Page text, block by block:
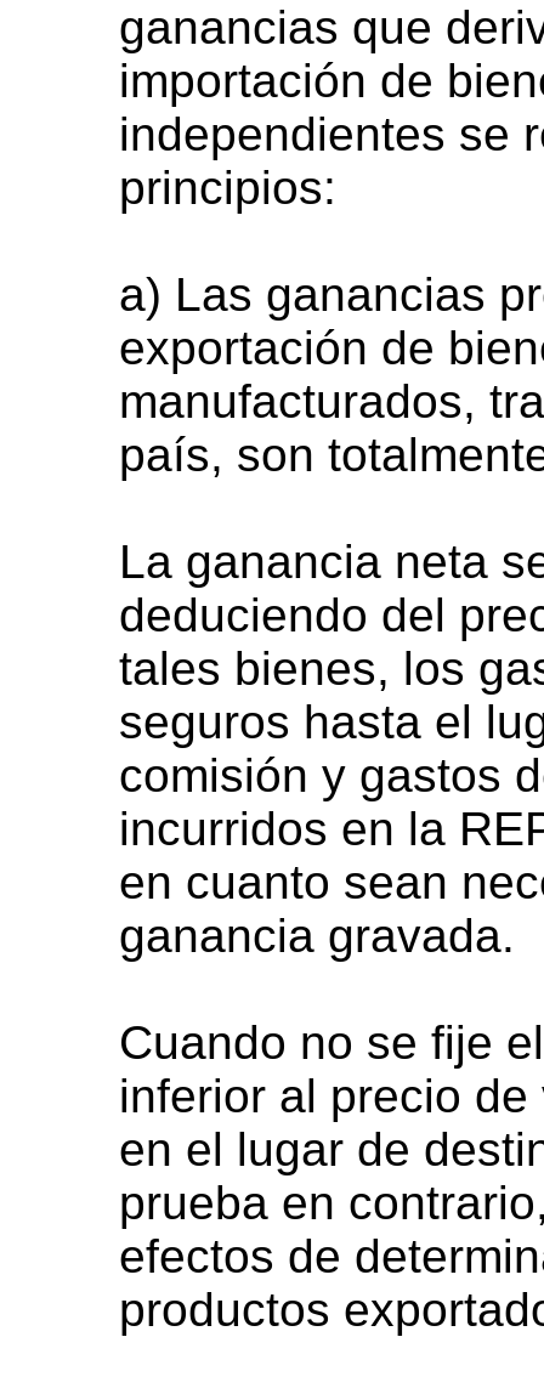
ganancias que
importación de
independientes se
principios:
a) Las ganancias
exportación de
manufacturados,
país, son
La ganancia neta
deduciendo del
tales bienes, los
seguros hasta el
comisión y gastos
incurridos en la
en cuanto sean
ganancia gravada.
Cuando no se fije
inferior al precio
en el lugar de
prueba en
efectos de
productos